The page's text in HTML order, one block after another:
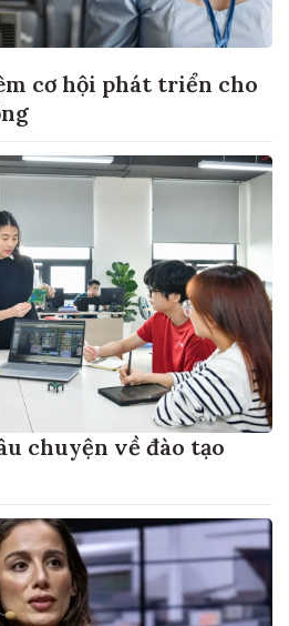
cơ hội phát triển cho
chuyện về đào tạo